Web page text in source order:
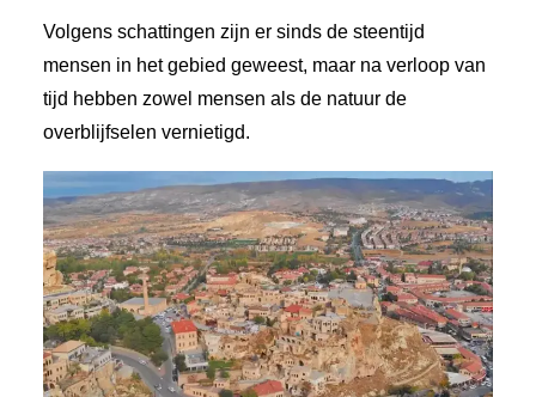
Volgens schattingen zijn er sinds de steentijd
mensen in het gebied geweest, maar na verloop van
tijd hebben zowel mensen als de natuur de
overblijfselen vernietigd.